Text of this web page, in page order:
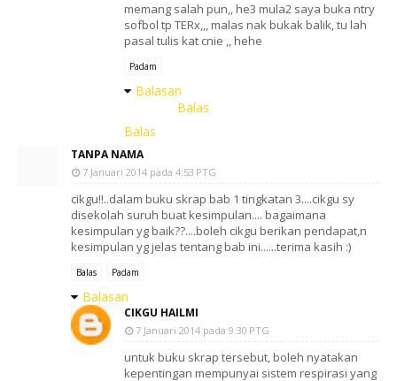
memang salah pun,, he3 mula2 saya buka ntry
sofbol tp TERx,,, malas nak bukak balik, tu lah
pasal tulis kat cnie ,, hehe
Padam
Balasan
Balas
Balas
TANPA NAMA
7 Januari 2014 pada 4:53 PTG
cikgu!!..dalam buku skrap bab 1 tingkatan 3....cikgu sy
disekolah suruh buat kesimpulan.... bagaimana
kesimpulan yg baik??....boleh cikgu berikan pendapat,n
kesimpulan yg jelas tentang bab ini......terima kasih :)
Balas Padam
Balasan
CIKGU HAILMI
7 Januari 2014 pada 9:30 PTG
untuk buku skrap tersebut, boleh nyatakan
kepentingan mempunyai sistem respirasi yang